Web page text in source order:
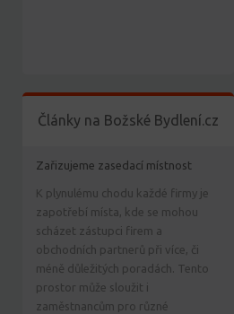
Články na Božské Bydlení.cz
Zařizujeme zasedací místnost
K plynulému chodu každé firmy je
zapotřebí místa, kde se mohou
scházet zástupci firem a
obchodních partnerů při více, či
méně důležitých poradách. Tento
prostor může sloužit i
zaměstnancům pro různé